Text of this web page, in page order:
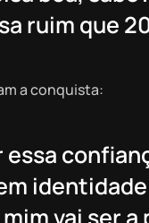
ruim que
a conquista: